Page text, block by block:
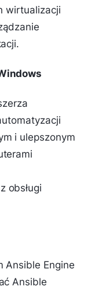
wirtualizacji
i ulepszonym
obsługi
Ansible Engine
Ansible